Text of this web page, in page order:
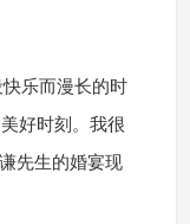
乐而漫长的时
好时刻。我很
先生的婚宴现